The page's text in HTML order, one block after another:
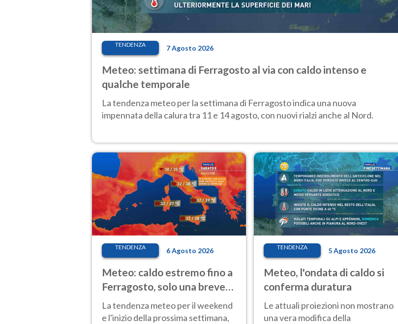
TENDENZA 7 Agosto 2026
Meteo: settimana di Ferragosto al via con caldo intenso e
qualche temporale
La tendenza meteo per la settimana di Ferragosto indica una nuova
impennata della calura tra 11 e 14 agosto, con nuovi rialzi anche al Nord.
TENDENZA 6 Agosto 2026
Meteo: caldo estremo fino a
Ferragosto, solo una breve
pausa. Ecco dove
La tendenza meteo per il weekend
e l'inizio della prossima settimana,
TENDENZA 5 Agosto 2026
Meteo, l'ondata di caldo si
conferma duratura
Le attuali proiezioni non mostrano
una vera modifica della